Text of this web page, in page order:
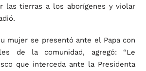
las tierras a los aborígenes y violar
mujer se presentó ante el Papa con
de la comunidad, agregó: “Le
que interceda ante la Presidenta